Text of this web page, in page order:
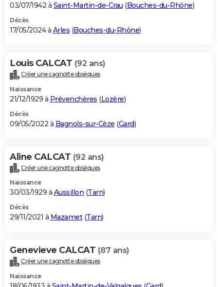
03/07/1942 à Saint-Martin-de-Crau (Bouches-du-Rhône)
Décès
17/05/2024 à Arles (Bouches-du-Rhône)
Louis CALCAT (92 ans)
Créer une cagnotte obsèques
Naissance
21/12/1929 à Prévenchères (Lozère)
Décès
09/05/2022 à Bagnols-sur-Cèze (Gard)
Aline CALCAT (92 ans)
Créer une cagnotte obsèques
Naissance
30/03/1929 à Aussillon (Tarn)
Décès
29/11/2021 à Mazamet(Tarn)
Genevieve CALCAT (87 ans)
Créer une cagnotte obsèques
Naissance